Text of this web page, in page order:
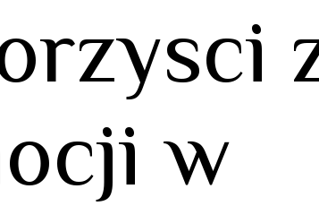
w